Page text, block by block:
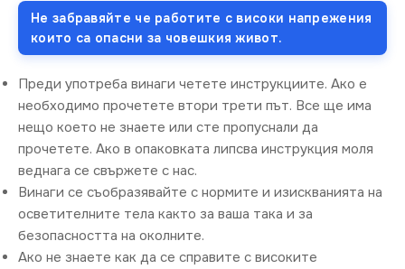
Не забравяйте че работите с високи напрежения
които са опасни за човешкия живот.
Преди употреба винаги четете инструкциите. Ако е
необходимо прочетете втори трети път. Все ще има
нещо което не знаете или сте пропуснали да
прочетете. Ако в опаковката липсва инструкция моля
веднага се свържете с нас.
Винаги се съобразявайте с нормите и изискванията на
осветителните тела както за ваша така и за
безопасността на околните.
Ако не знаете как да се справите с високите